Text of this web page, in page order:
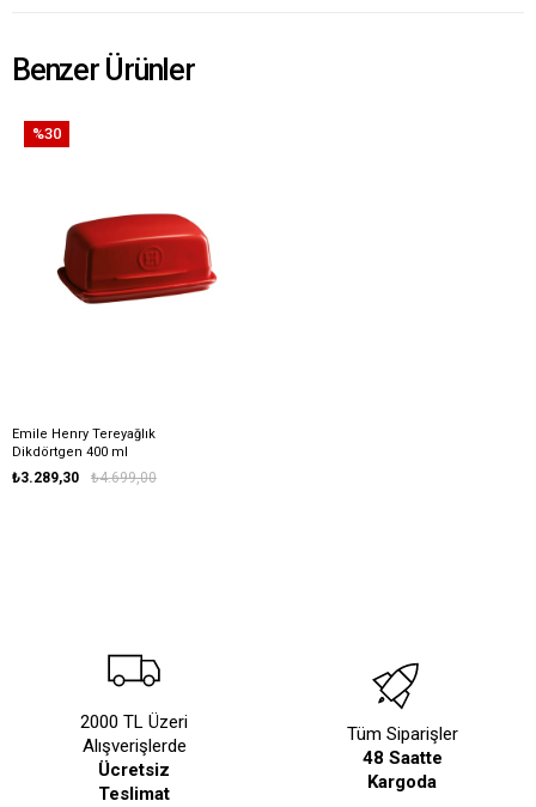
Benzer Ürünler
Emile Henry Tereyağlık
Dikdörtgen 400 ml
₺3.289,30 ₺4.699,00
%30
2000 TL Üzeri
Alışverişlerde
Ücretsiz
Teslimat
Tüm Siparişler
48 Saatte
Kargoda